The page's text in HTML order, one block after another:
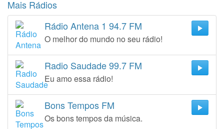
Mais Rádios
Rádio Antena 1 94.7 FM
O melhor do mundo no seu rádio!
Radio Saudade 99.7 FM
Eu amo essa rádio!
Bons Tempos FM
Os bons tempos da música.